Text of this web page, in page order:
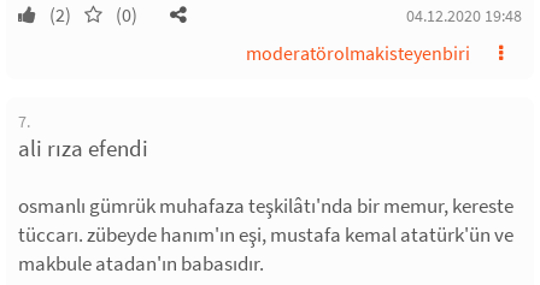
(2) (0) 04.12.2020 19:48
moderatörolmakisteyenbiri
7.
ali rıza efendi
osmanlı gümrük muhafaza teşkilâtı'nda bir memur, kereste
tüccarı. zübeyde hanım'ın eşi, mustafa kemal atatürk'ün ve
makbule atadan'ın babasıdır.